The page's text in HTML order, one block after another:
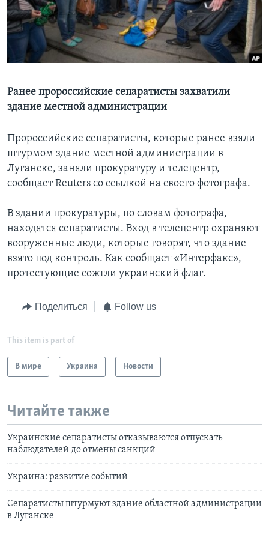
Learning English
СОЦИАЛЬНЫЕ СЕТИ
Языки
Ранее пророссийские сепаратисты захватили
здание местной администрации
Пророссийские сепаратисты, которые ранее взяли
штурмом здание местной администрации в
Луганске, заняли прокуратуру и телецентр,
сообщает Reuters со ссылкой на своего фотографа.
В здании прокуратуры, по словам фотографа,
находятся сепаратисты. Вход в телецентр охраняют
вооруженные люди, которые говорят, что здание
взято под контроль. Как сообщает «Интерфакс»,
протестующие сожгли украинский флаг.
Поделиться Follow us
This item is part of
В мире Украина Новости
Читайте также
Украинские сепаратисты отказываются отпускать
наблюдателей до отмены санкций
Украина: развитие событий
Сепаратисты штурмуют здание областной администрации
в Луганске